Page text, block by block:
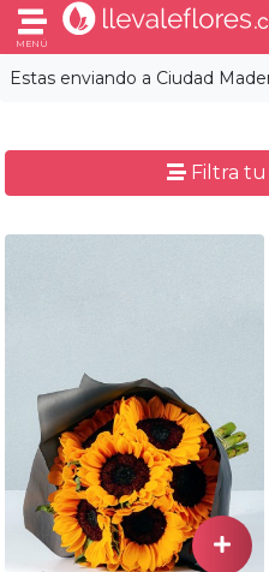
Estas enviando a Ciudad
MENÚ
Filtra